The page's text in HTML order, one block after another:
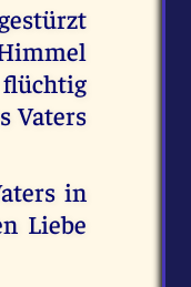
Vaters
in
Liebe